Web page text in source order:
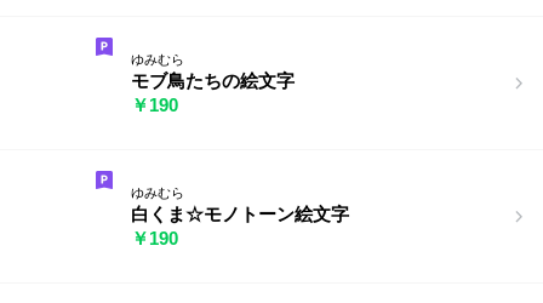
ゆみむら
モブ鳥たちの絵文字
￥190
ゆみむら
白くま☆モノトーン絵文字
￥190